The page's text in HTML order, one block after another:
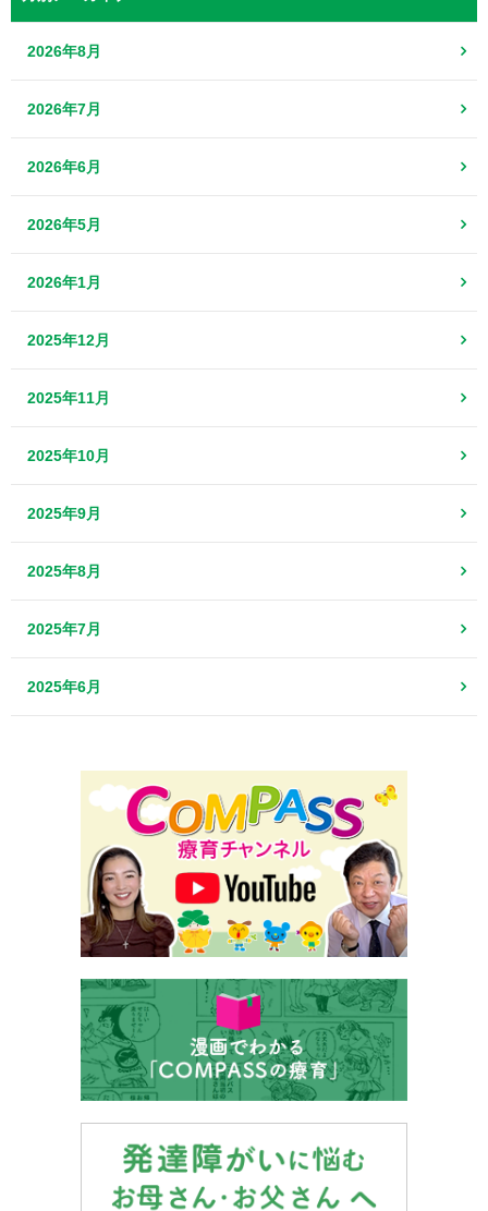
2026年8月
2026年7月
2026年6月
2026年5月
2026年1月
2025年12月
2025年11月
2025年10月
2025年9月
2025年8月
2025年7月
2025年6月